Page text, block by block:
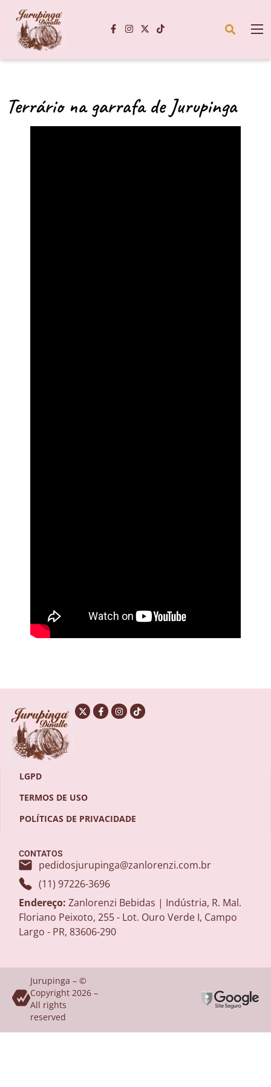
Terrário na garrafa de Jurupinga
LGPD
TERMOS DE USO
POLÍTICAS DE PRIVACIDADE
CONTATOS
pedidosjurupinga@zanlorenzi.com.br
(11) 97226-3696
Endereço: Zanlorenzi Bebidas | Indústria, R. Mal.
Floriano Peixoto, 255 - Lot. Ouro Verde I, Campo
Largo - PR, 83606-290
Jurupinga – ©
Copyright 2026 –
All rights
reserved